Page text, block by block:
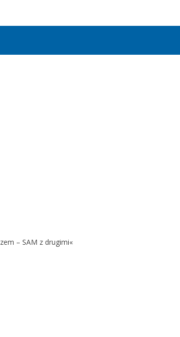
– SAM z drugimi«